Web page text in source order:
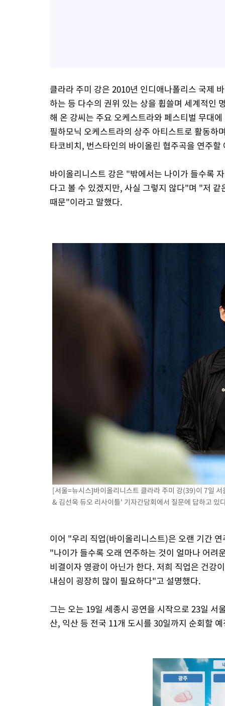
클라라 주미 강은 2010년 인디애나폴리스 국제
하는 등 다수의 권위 있는 상을 휩쓸며 세계적인
해 온 강씨는 주요 오케스트라와 페스티벌 무대
필하모닉 오케스트라의 상주 아티스트로 활동하
타코비치, 번스타인의 바이올린 협주곡을 연주할
바이올리니스트 강은 "밖에서는 나이가 들수록
다고 볼 수 있겠지만, 사실 그렇지 않다"며 "저
때문"이라고 말했다.
[서울=뉴시스]바이올리니스트 클라라 주미 강(39)이 7일
& 김선욱 듀오 리사이틀' 기자간담회에서 질문에 답하고 있
이어 "우리 직업(바이올리니스트)은 오랜 기간
"나이가 들수록 오래 연주하는 것이 얼마나 어려
비결이자 영광이 아닌가 한다. 저희 직업은 건강
내심이 굉장히 많이 필요하다"고 설명했다.
그는 오는 19일 세종시 공연을 시작으로 23일
산, 익산 등 전국 11개 도시를 30일까지 순회할